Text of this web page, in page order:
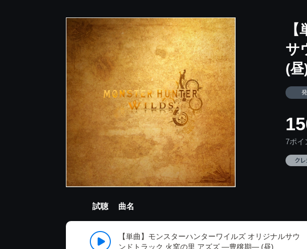
サ
(昼
7ポイ
試聴 曲名
【単曲】モンスターハンターワイルズ オリジナルサウ
ンドトラック 火窯の里 アズズ ―豊穣期― (昼)